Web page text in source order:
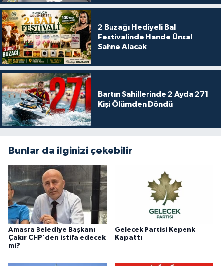
2 Buzağı Hediyeli Bal
Festivalinde Hande Ünsal
Sahne Alacak
Bartın Sahillerinde 2 Ayda 271
Kişi Ölümden Döndü
Bunlar da ilginizi çekebilir
Amasra Belediye Başkanı
Çakır CHP'den istifa edecek
mi?
Gelecek Partisi Kepenk
Kapattı